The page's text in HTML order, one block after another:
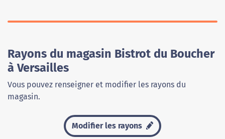
Rayons du magasin Bistrot du Boucher
à Versailles
Vous pouvez renseigner et modifier les rayons du
magasin.
Modifier les rayons